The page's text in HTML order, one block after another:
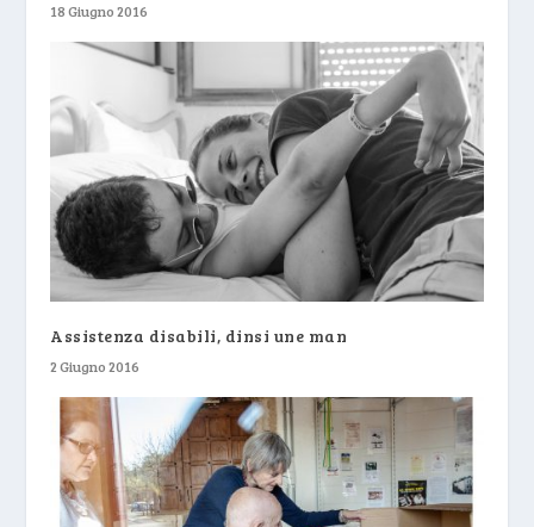
18 Giugno 2016
Assistenza disabili, dinsi une man
2 Giugno 2016